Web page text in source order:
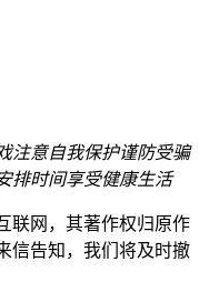
注意自我保护谨防受骗
排时间享受健康生活
联网，其著作权归原作
信告知，我们将及时撤